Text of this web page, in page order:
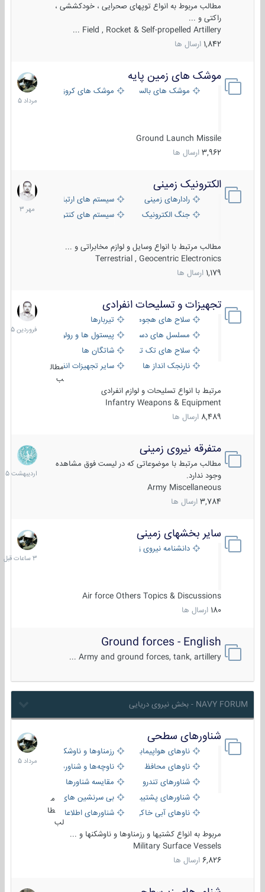
مطالب مربوط به انواع توپهای صحرایی ، خودکششی ،
راکتی و ...
Field , Rocket & Self-propelled Artillery ...
1,842 ارسال ها
موشک های زمین پایه
موشک های بالستیک موشک های کروز
Ground Launch Missile
3,962 ارسال ها
2
مرداد
1405
الکترونیک زمینی
رادارهای زمینی
سیستم های ارتباطی و جمع آوری
جنگ الکترونیک
سیستم های کنترل آتش و تجهیزات
مطالب مرتبط با انواع وسایل و لوازم مخابراتی و ...
Terrestrial , Geocentric Electronics
1,179 ارسال ها
1
مهر
1403
تجهیزات و تسلیحات انفرادی
سلاح های هجومی
تیربارها
مسلسل های دستی
پیستول ها و رولورها
سلاح های تک تیر اندازیشاتگان ها
نارنجک انداز ها
سایر تجهیزات انفرادی
مطال
ب
مرتبط با انواع تسلیحات و لوازم انفرادی
Infantry Weapons & Equipment
8,489 ارسال ها
17
فروردین
1405
متفرقه نیروی زمینی
مطالب مرتبط با موضوعاتی که در لیست فوق مشاهده
وجود ندارد.
Army Miscellaneous
3,784 ارسال ها
27
1405
سایر بخشهای زمینی
دانشنامه نیروی زمینی
Air force Others Topics & Discussions
180 ارسال ها
3
ساعات
قبل
Ground forces - English
Army and ground forces, tank, artillery ...
NAVY FORUM - بخش نیروی دریایی
شناورهای سطحی
ناوهای هواپیمابر و بالگرد بررزمناوها و ناوشکن‌ها
ناوهای محافظ
ناوچه‌ها و شناورهای گشتی
شناورهای تندرو
مقایسه شناورها
شناورهای پشتیبانی
بی سرنشین های دریایی
ناوهای آبی خاکی و نیروبرشناورهای اطلاعاتی و جاسوسی
طا
لب
مربوط به انواع کشتیها و رزمناوها و ناوشکنها و ...
Military Surface Vessels
6,826 ارسال ها
2
مرداد
1405